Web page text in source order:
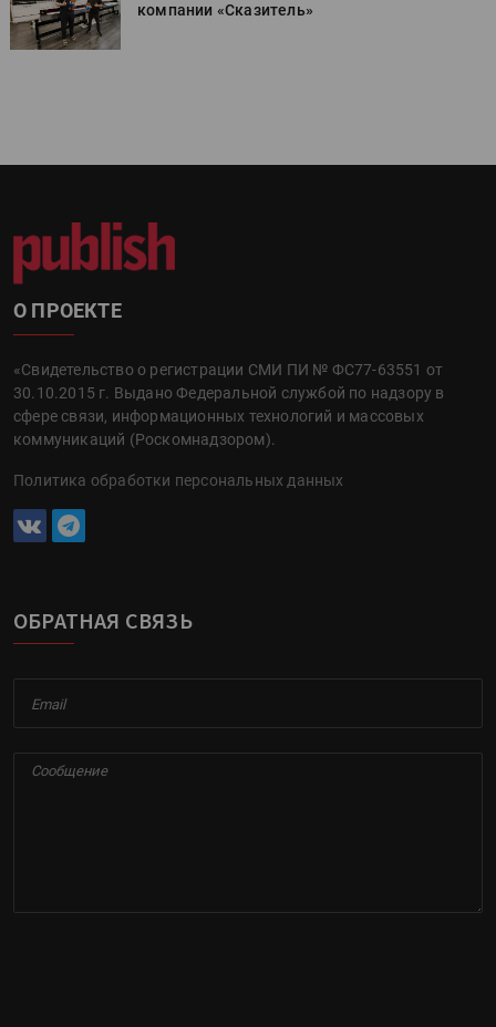
компании «Сказитель»
О ПРОЕКТЕ
«Свидетельство о регистрации СМИ ПИ № ФС77-63551 от
30.10.2015 г. Выдано Федеральной службой по надзору в
сфере связи, информационных технологий и массовых
коммуникаций (Роскомнадзором).
Политика обработки персональных данных
ОБРАТНАЯ СВЯЗЬ